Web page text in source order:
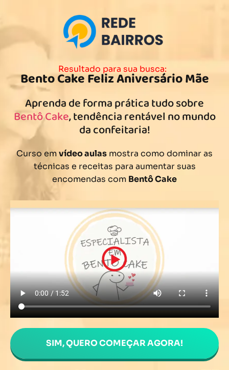
Resultado para sua busca:
Bento Cake Feliz Aniversário Mãe
Aprenda de forma prática tudo sobre
Bentô Cake, tendência rentável no mundo
da confeitaria!
Curso emvídeo aulas mostra como dominar as
técnicas e receitas para aumentar suas
encomendas com Bentô Cake
SIM, QUERO COMEÇAR AGORA!